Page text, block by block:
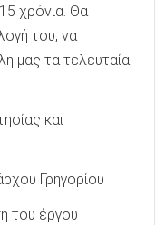
χρόνια. Θα
του, να
μας τα τελευταία
και
Γρηγορίου
του έργου